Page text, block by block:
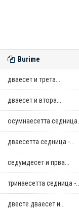
Burime
дваесет и трета...
дваесет и втора...
осумнaесетта седница...
дваесетта седница -...
седумдесет и прва...
тринаесетта седница -...
двестe дваесет и...